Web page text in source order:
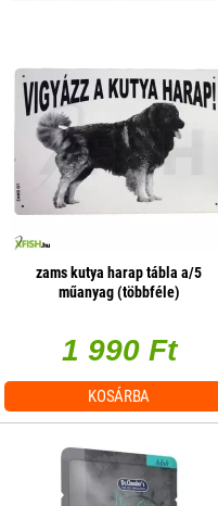
zams kutya harap tábla a/5
műanyag (többféle)
1 990 Ft
KOSÁRBA